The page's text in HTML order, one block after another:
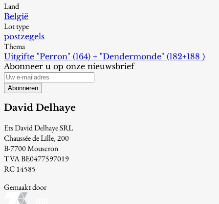
Land
België
Lot type
postzegels
Thema
Uitgifte "Perron" (164) + "Dendermonde" (182+188 )
Abonneer u op onze nieuwsbrief
Abonneren
David Delhaye
Ets David Delhaye SRL
Chaussée de Lille, 200
B-7700 Mouscron
TVA BE0477597019
RC 14585
Gemaakt door